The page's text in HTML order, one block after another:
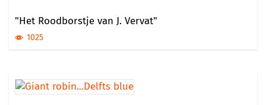
"Het Roodborstje van J. Vervat"
1025